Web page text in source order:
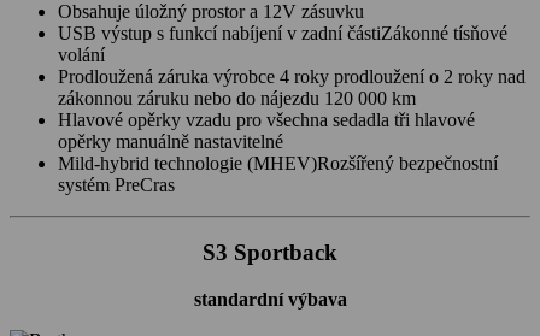
Obsahuje úložný prostor a 12V zásuvku
USB výstup s funkcí nabíjení v zadní částiZákonné tísňové
volání
Prodloužená záruka výrobce 4 roky prodloužení o 2 roky nad
zákonnou záruku nebo do nájezdu 120 000 km
Hlavové opěrky vzadu pro všechna sedadla tři hlavové
opěrky manuálně nastavitelné
Mild-hybrid technologie (MHEV)Rozšířený bezpečnostní
systém PreCras
S3 Sportback
standardní výbava